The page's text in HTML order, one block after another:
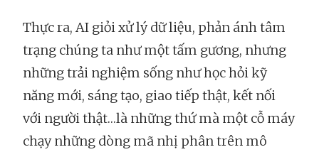
Thực ra, AI giỏi xử lý dữ liệu, phản ánh tâm
trạng chúng ta như một tấm gương, nhưng
những trải nghiệm sống như học hỏi kỹ
năng mới, sáng tạo, giao tiếp thật, kết nối
với người thật…là những thứ mà một cỗ máy
chạy những dòng mã nhị phân trên mô